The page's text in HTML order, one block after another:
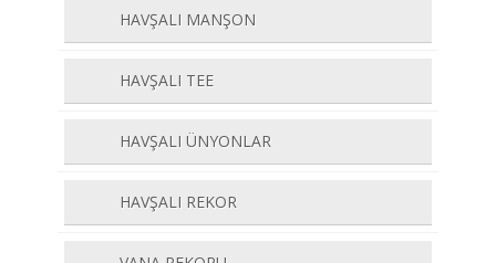
HAVŞALI MANŞON
HAVŞALI TEE
HAVŞALI ÜNYONLAR
HAVŞALI REKOR